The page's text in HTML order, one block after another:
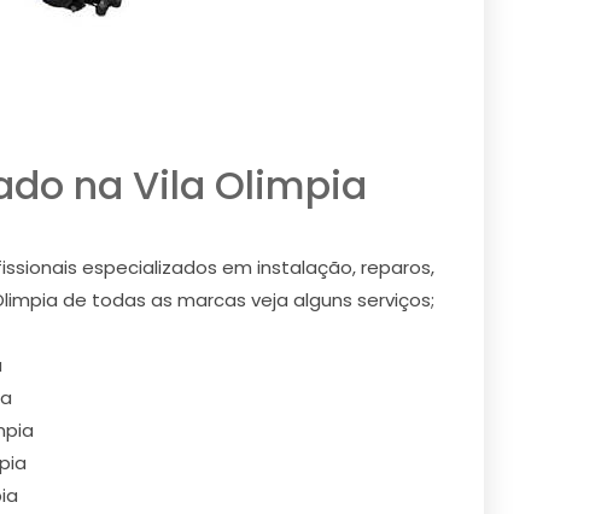
na Vila Olimpia
especializados em instalação, reparos,
de todas as marcas veja alguns serviços;